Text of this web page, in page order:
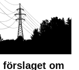
förslaget om